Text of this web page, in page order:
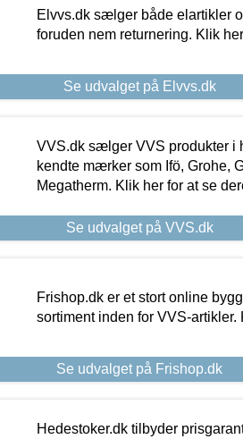
Elvvs.dk sælger både elartikler
foruden nem returnering. Klik
Se udvalget på Elvvs.dk
VVS.dk sælger VVS produkter i
kendte mærker som Ifö, Grohe,
Megatherm. Klik her for at se
Se udvalget på VVS.dk
Frishop.dk er et stort online
sortiment inden for VVS-
Se udvalget på Frishop.dk
Hedestoker.dk tilbyder